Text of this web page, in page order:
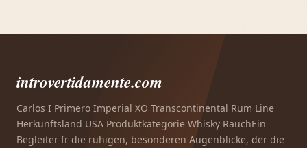
introvertidamente.com
Carlos I Primero Imperial XO Transcontinental Rum Line
Herkunftsland USA Produktkategorie Whisky RauchEin
Begleiter fr die ruhigen, besonderen Augenblicke, der die